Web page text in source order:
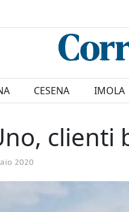
CESENA IMOLA
clienti
2020